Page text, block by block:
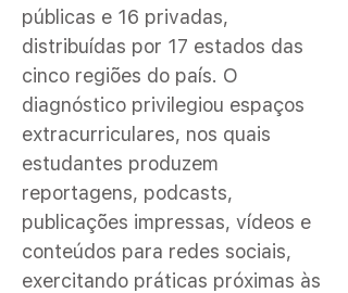
públicas e 16 privadas,
distribuídas por 17 estados das
cinco regiões do país. O
diagnóstico privilegiou espaços
extracurriculares, nos quais
estudantes produzem
reportagens, podcasts,
publicações impressas, vídeos e
conteúdos para redes sociais,
exercitando práticas próximas às